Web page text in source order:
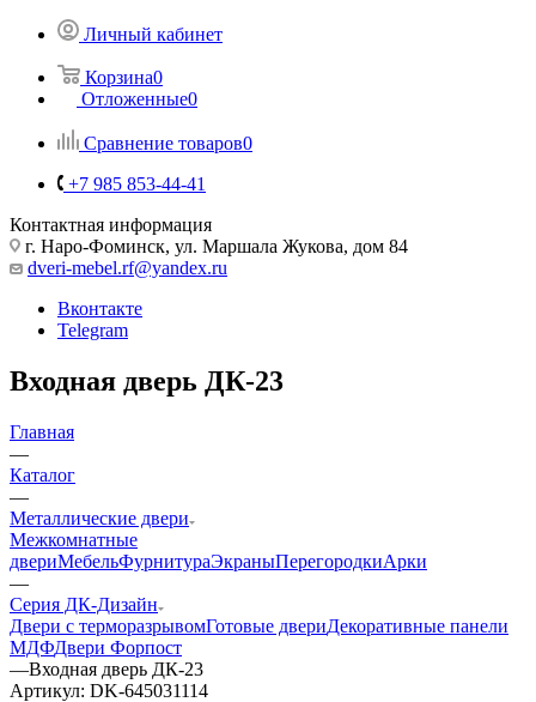
Личный кабинет
Корзина0
Отложенные0
Сравнение товаров0
+7 985 853-44-41
Контактная информация
г. Наро-Фоминск, ул. Маршала Жукова, дом 84
dveri-mebel.rf@yandex.ru
Вконтакте
Telegram
Входная дверь ДК-23
Главная
—
Каталог
—
Металлические двери
Межкомнатные
двериМебельФурнитураЭкраныПерегородкиАрки
—
Серия ДК-Дизайн
Двери с терморазрывомГотовые двериДекоративные панели
МДФДвери Форпост
—Входная дверь ДК-23
Артикул: DK-645031114